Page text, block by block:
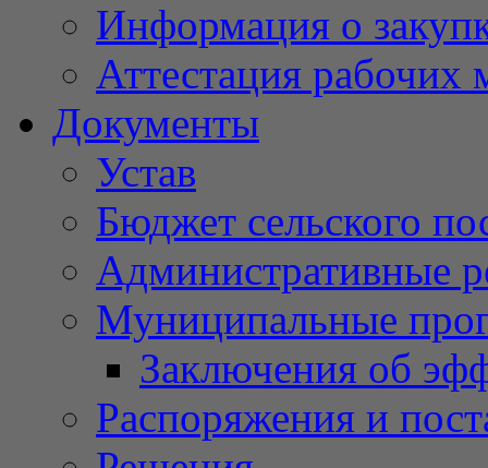
Информация о
Аттестация рабочих
Документы
Устав
Бюджет сельского
Административные
Муниципальные
Заключения об
Распоряжения и